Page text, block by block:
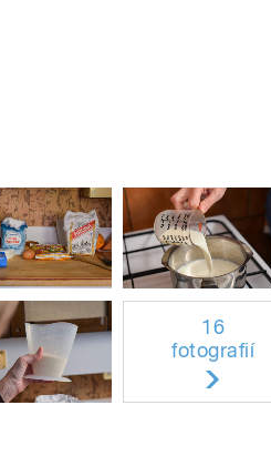
16
fotografií